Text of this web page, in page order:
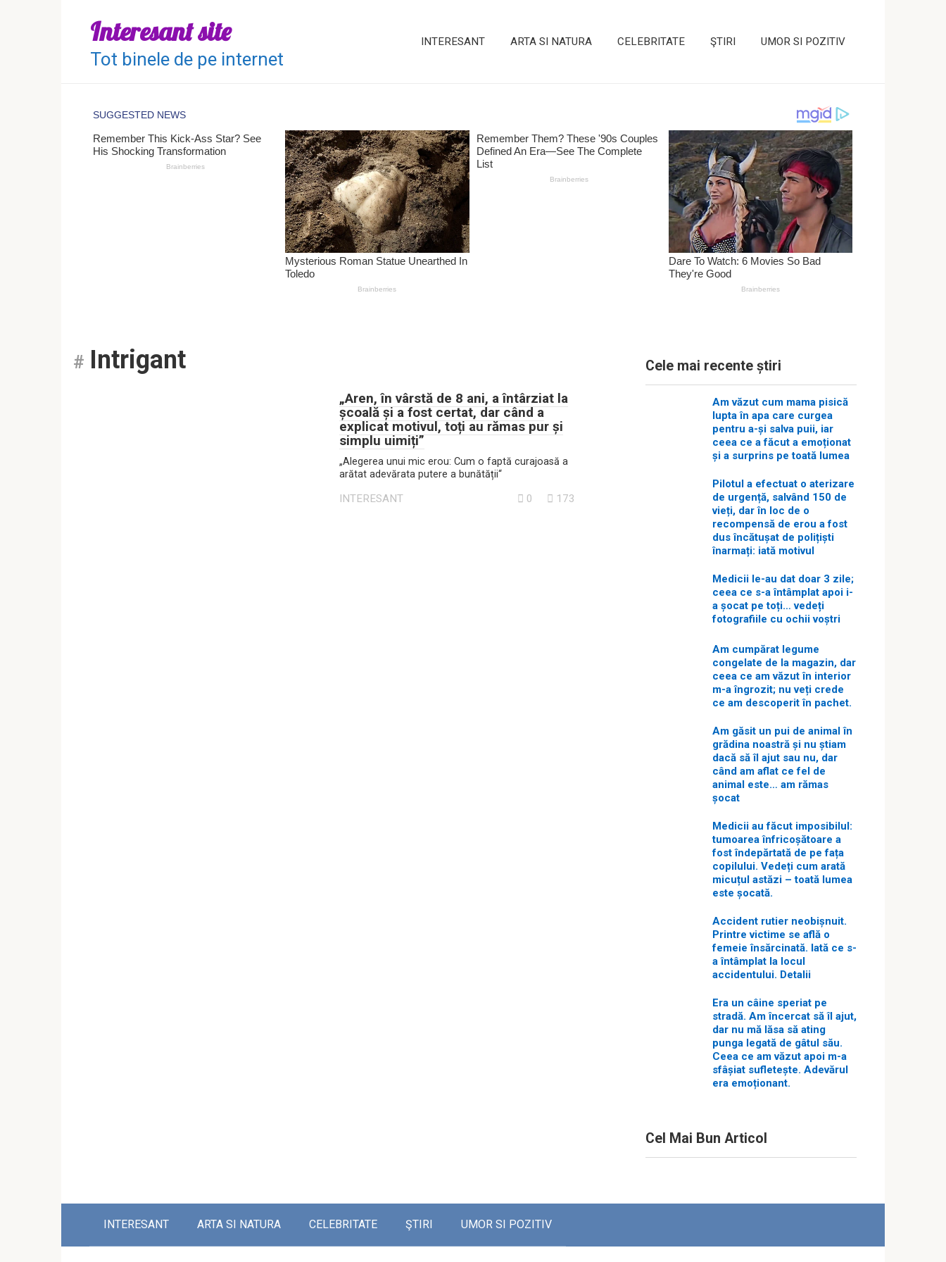
Interesant site
Tot binele de pe internet
INTERESANT ARTA SI NATURA CELEBRITATE ŞTIRI UMOR SI POZITIV
Intrigant
„Aren, în vârstă de 8 ani, a întârziat la
școală și a fost certat, dar când a
explicat motivul, toți au rămas pur și
simplu uimiți”
„Alegerea unui mic erou: Cum o faptă curajoasă a
arătat adevărata putere a bunătății“
INTERESANT 0 173
Cele mai recente știri
Am văzut cum mama pisică
lupta în apa care curgea
pentru a-și salva puii, iar
ceea ce a făcut a emoționat
și a surprins pe toată lumea
Pilotul a efectuat o aterizare
de urgență, salvând 150 de
vieți, dar în loc de o
recompensă de erou a fost
dus încătușat de polițiști
înarmați: iată motivul
Medicii le-au dat doar 3 zile;
ceea ce s-a întâmplat apoi i-
a șocat pe toți… vedeți
fotografiile cu ochii voștri
Am cumpărat legume
congelate de la magazin, dar
ceea ce am văzut în interior
m-a îngrozit; nu veți crede
ce am descoperit în pachet.
Am găsit un pui de animal în
grădina noastră și nu știam
dacă să îl ajut sau nu, dar
când am aflat ce fel de
animal este… am rămas
șocat
Medicii au făcut imposibilul:
tumoarea înfricoșătoare a
fost îndepărtată de pe fața
copilului. Vedeți cum arată
micuțul astăzi – toată lumea
este șocată.
Accident rutier neobișnuit.
Printre victime se află o
femeie însărcinată. Iată ce s-
a întâmplat la locul
accidentului. Detalii
Era un câine speriat pe
stradă. Am încercat să îl ajut,
dar nu mă lăsa să ating
punga legată de gâtul său.
Ceea ce am văzut apoi m-a
sfâșiat sufletește. Adevărul
era emoționant.
Cel Mai Bun Articol
INTERESANT ARTA SI NATURA CELEBRITATE ŞTIRI UMOR SI POZITIV